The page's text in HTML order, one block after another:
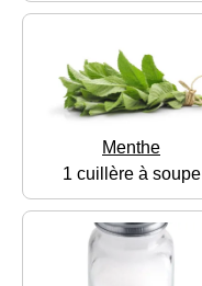
Menthe
1 cuillère à soupe